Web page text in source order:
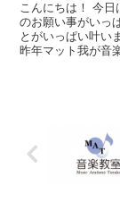
こんにちは！ 今日
のお願い事がいっ
とがいっぱい叶い
昨年マット我が音